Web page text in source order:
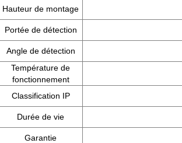
Hauteur de montage
Portée de détection
Angle de détection
Température de
fonctionnement
Classification IP
Durée de vie
Garantie